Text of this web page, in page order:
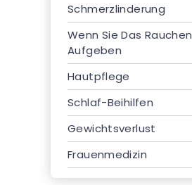
Schmerzlinderung
Wenn Sie Das Rauchen
Aufgeben
Hautpflege
Schlaf-Beihilfen
Gewichtsverlust
Frauenmedizin